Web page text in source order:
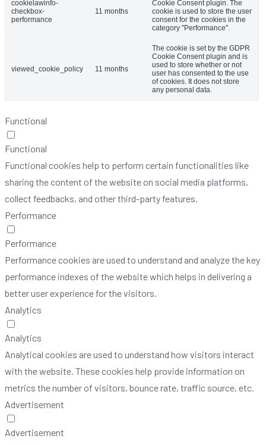
cookielawinfo-
checkbox-
performance
11 months
Cookie Consent plugin. The
cookie is used to store the user
consent for the cookies in the
category "Performance".
viewed_cookie_policy 11 months
The cookie is set by the GDPR
Cookie Consent plugin and is
used to store whether or not
user has consented to the use
of cookies. It does not store
any personal data.
Functional
Functional
Functional cookies help to perform certain functionalities like
sharing the content of the website on social media platforms,
collect feedbacks, and other third-party features.
Performance
Performance
Performance cookies are used to understand and analyze the key
performance indexes of the website which helps in delivering a
better user experience for the visitors.
Analytics
Analytics
Analytical cookies are used to understand how visitors interact
with the website. These cookies help provide information on
metrics the number of visitors, bounce rate, traffic source, etc.
Advertisement
Advertisement